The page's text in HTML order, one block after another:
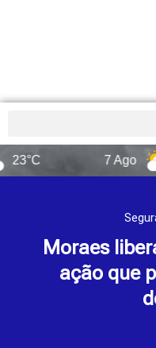
Moraes
ação que